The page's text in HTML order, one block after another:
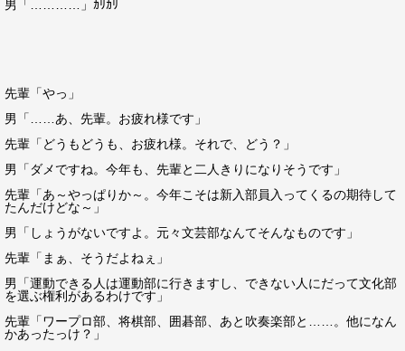
男「…………」ｶﾘｶﾘ
先輩「やっ」
男「……あ、先輩。お疲れ様です」
先輩「どうもどうも、お疲れ様。それで、どう？」
男「ダメですね。今年も、先輩と二人きりになりそうです」
先輩「あ～やっぱりか～。今年こそは新入部員入ってくるの期待して
たんだけどな～」
男「しょうがないですよ。元々文芸部なんてそんなものです」
先輩「まぁ、そうだよねぇ」
男「運動できる人は運動部に行きますし、できない人にだって文化部
を選ぶ権利があるわけです」
先輩「ワープロ部、将棋部、囲碁部、あと吹奏楽部と……。他になん
かあったっけ？」